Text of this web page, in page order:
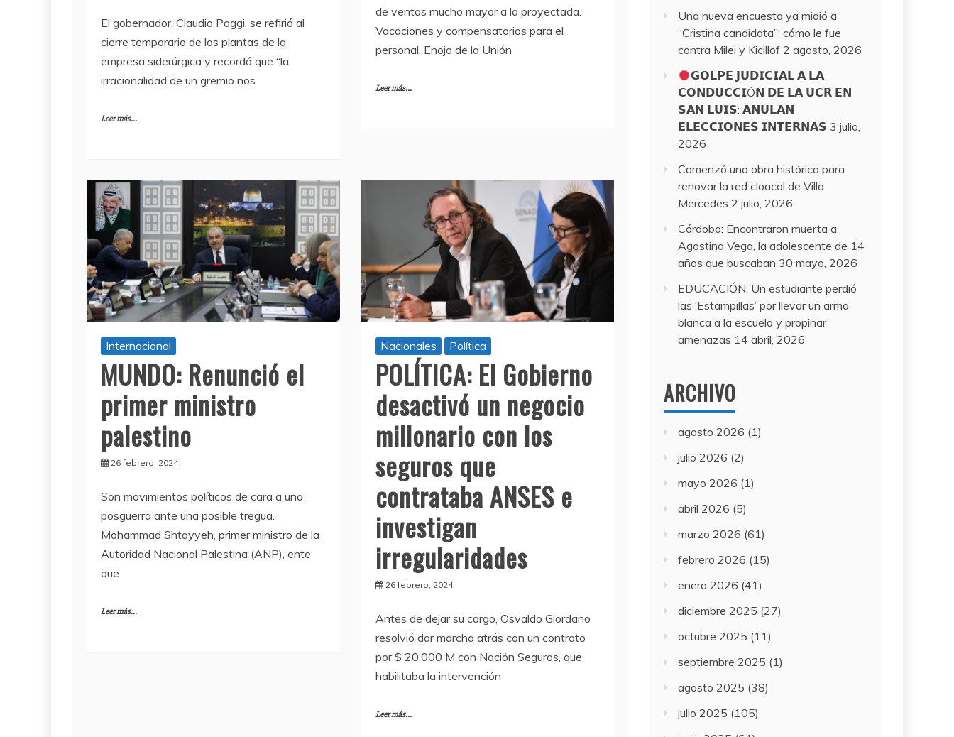
El gobernador, Claudio Poggi, se refirió al
cierre temporario de las plantas de la
empresa siderúrgica y recordó que “la
irracionalidad de un gremio nos
Leer más...
de ventas mucho mayor a la proyectada.
Vacaciones y compensatorios para el
personal. Enojo de la Unión
Leer más...
Internacional
MUNDO: Renunció el
primer ministro
palestino
26 febrero, 2024
Son movimientos políticos de cara a una
posguerra ante una posible tregua.
Mohammad Shtayyeh, primer ministro de la
Autoridad Nacional Palestina (ANP), ente
que
Leer más...
Nacionales Política
POLÍTICA: El Gobierno
desactivó un negocio
millonario con los
seguros que
contrataba ANSES e
investigan
irregularidades
26 febrero, 2024
Antes de dejar su cargo, Osvaldo Giordano
resolvió dar marcha atrás con un contrato
por $ 20.000 M con Nación Seguros, que
habilitaba la intervención
Leer más...
Una nueva encuesta ya midió a
“Cristina candidata”: cómo le fue
contra Milei y Kicillof 2 agosto, 2026
𝗚𝗢𝗟𝗣𝗘 𝗝𝗨𝗗𝗜𝗖𝗜𝗔𝗟 𝗔 𝗟𝗔
𝗖𝗢𝗡𝗗𝗨𝗖𝗖𝗜Ó𝗡 𝗗𝗘 𝗟𝗔 𝗨𝗖𝗥 𝗘𝗡
𝗦𝗔𝗡 𝗟𝗨𝗜𝗦: 𝗔𝗡𝗨𝗟𝗔𝗡
𝗘𝗟𝗘𝗖𝗖𝗜𝗢𝗡𝗘𝗦 𝗜𝗡𝗧𝗘𝗥𝗡𝗔𝗦 3 julio,
2026
Comenzó una obra histórica para
renovar la red cloacal de Villa
Mercedes 2 julio, 2026
Córdoba: Encontraron muerta a
Agostina Vega, la adolescente de 14
años que buscaban 30 mayo, 2026
EDUCACIÓN: Un estudiante perdió
las ‘Estampillas’ por llevar un arma
blanca a la escuela y propinar
amenazas 14 abril, 2026
ARCHIVO
agosto 2026 (1)
julio 2026 (2)
mayo 2026 (1)
abril 2026 (5)
marzo 2026 (61)
febrero 2026 (15)
enero 2026 (41)
diciembre 2025 (27)
octubre 2025 (11)
septiembre 2025 (1)
agosto 2025 (38)
julio 2025 (105)